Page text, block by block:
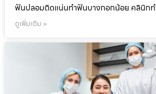
ฟันปลอมติดแน่นทำฟันบางกอกน้อย คลินิก
ดูเพิ่มเติม »